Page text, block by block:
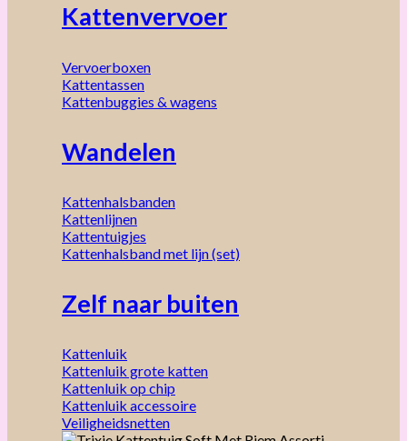
Kattenvervoer
Vervoerboxen
Kattentassen
Kattenbuggies & wagens
Wandelen
Kattenhalsbanden
Kattenlijnen
Kattentuigjes
Kattenhalsband met lijn (set)
Zelf naar buiten
Kattenluik
Kattenluik grote katten
Kattenluik op chip
Kattenluik accessoire
Veiligheidsnetten